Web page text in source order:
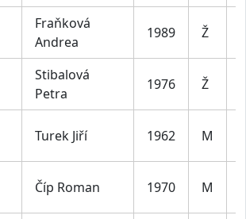
Fraňková
Andrea
1989 Ž
Stibalová
Petra
1976 Ž
Turek Jiří 1962 M
Číp Roman 1970 M